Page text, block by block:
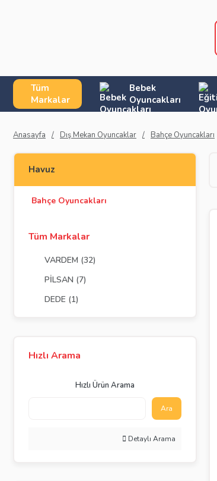
Tüm
Markalar
Bebek
Oyuncakları
Anasayfa Dış Mekan Oyuncaklar Bahçe Oyuncakları
Havuz
Bahçe Oyuncakları
Tüm Markalar
VARDEM (32)
PİLSAN (7)
DEDE (1)
Hızlı Arama
Hızlı Ürün Arama
Ara
Detaylı Arama